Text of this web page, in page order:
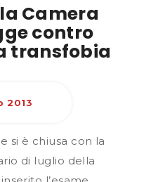
Camera
contro
transfobia
2013
si è chiusa con la
di luglio della